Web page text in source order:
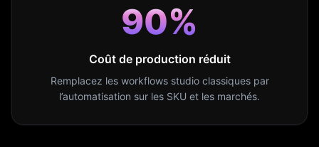
90%
Coût de production réduit
Remplacez les workflows studio classiques par
l’automatisation sur les SKU et les marchés.